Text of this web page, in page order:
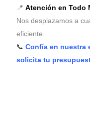
📍 Atención en Todo
Nos desplazamos a
eficiente.
📞 Confía en nuestra
solicita tu